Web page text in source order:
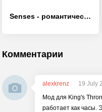
Senses - романтические истории
Комментарии
alexkrenz
19 July
Мод для King's
работает как часы.